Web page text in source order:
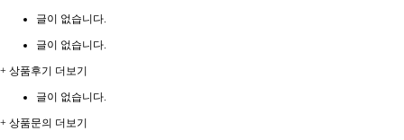
글이 없습니다.
글이 없습니다.
+ 상품후기 더보기
글이 없습니다.
+ 상품문의 더보기